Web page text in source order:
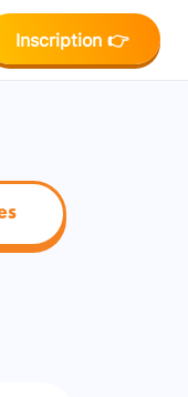
Inscription 👉